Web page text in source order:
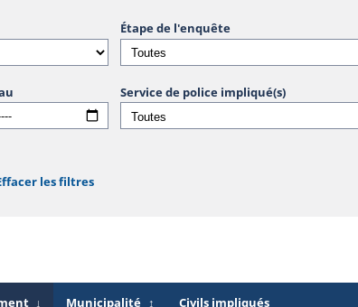
Étape de l'enquête
Service de police impliqué(s)
les filtres
↓ Municipalité ↕ Civils impliqués